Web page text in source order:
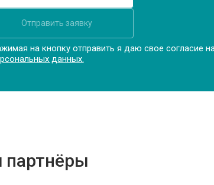
северного моста
Отправить заявку
на кнопку отправить я даю свое согласие
данных.